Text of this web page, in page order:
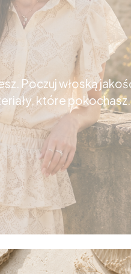
Poczuj włoską
które pokochasz.